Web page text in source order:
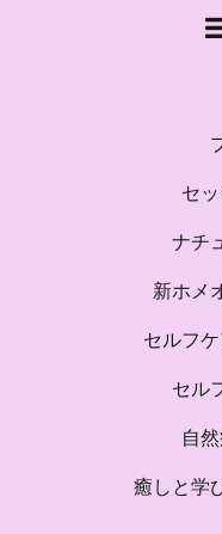
セ
ナチ
新ホメ
セルフ
セル
自
癒しと学